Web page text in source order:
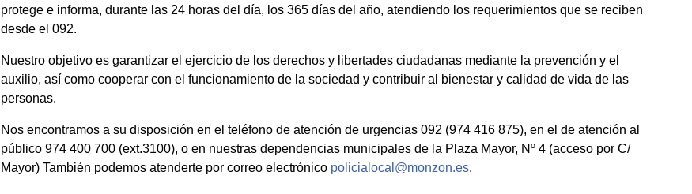
protege e informa, durante las 24 horas del día, los 365 días del año, atendiendo los requerimientos que se reciben
desde el 092.
Nuestro objetivo es garantizar el ejercicio de los derechos y libertades ciudadanas mediante la prevención y el
auxilio, así como cooperar con el funcionamiento de la sociedad y contribuir al bienestar y calidad de vida de las
personas.
Nos encontramos a su disposición en el teléfono de atención de urgencias 092 (974 416 875), en el de atención al
público 974 400 700 (ext.3100), o en nuestras dependencias municipales de la Plaza Mayor, Nº 4 (acceso por C/
Mayor) También podemos atenderte por correo electrónico policialocal@monzon.es.